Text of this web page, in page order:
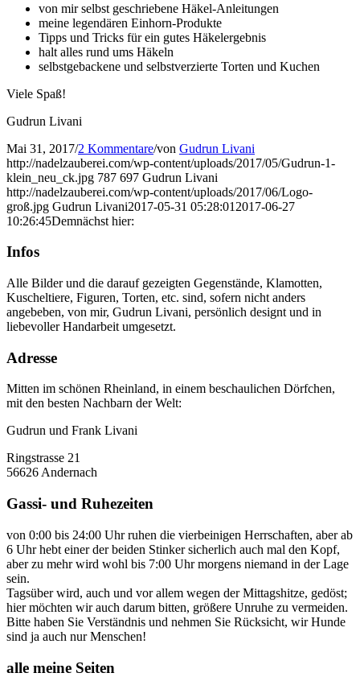
von mir selbst geschriebene Häkel-Anleitungen
meine legendären Einhorn-Produkte
Tipps und Tricks für ein gutes Häkelergebnis
halt alles rund ums Häkeln
selbstgebackene und selbstverzierte Torten und Kuchen
Viele Spaß!
Gudrun Livani
Mai 31, 2017/2 Kommentare/von Gudrun Livani
http://nadelzauberei.com/wp-content/uploads/2017/05/Gudrun-1-
klein_neu_ck.jpg 787 697 Gudrun Livani
http://nadelzauberei.com/wp-content/uploads/2017/06/Logo-
groß.jpg Gudrun Livani2017-05-31 05:28:01 2017-06-27
10:26:45Demnächst hier:
Infos
Alle Bilder und die darauf gezeigten Gegenstände, Klamotten,
Kuscheltiere, Figuren, Torten, etc. sind, sofern nicht anders
angebeben, von mir, Gudrun Livani, persönlich designt und in
liebevoller Handarbeit umgesetzt.
Adresse
Mitten im schönen Rheinland, in einem beschaulichen Dörfchen,
mit den besten Nachbarn der Welt:
Gudrun und Frank Livani
Ringstrasse 21
56626 Andernach
Gassi- und Ruhezeiten
von 0:00 bis 24:00 Uhr ruhen die vierbeinigen Herrschaften, aber ab
6 Uhr hebt einer der beiden Stinker sicherlich auch mal den Kopf,
aber zu mehr wird wohl bis 7:00 Uhr morgens niemand in der Lage
sein.
Tagsüber wird, auch und vor allem wegen der Mittagshitze, gedöst;
hier möchten wir auch darum bitten, größere Unruhe zu vermeiden.
Bitte haben Sie Verständnis und nehmen Sie Rücksicht, wir Hunde
sind ja auch nur Menschen!
alle meine Seiten